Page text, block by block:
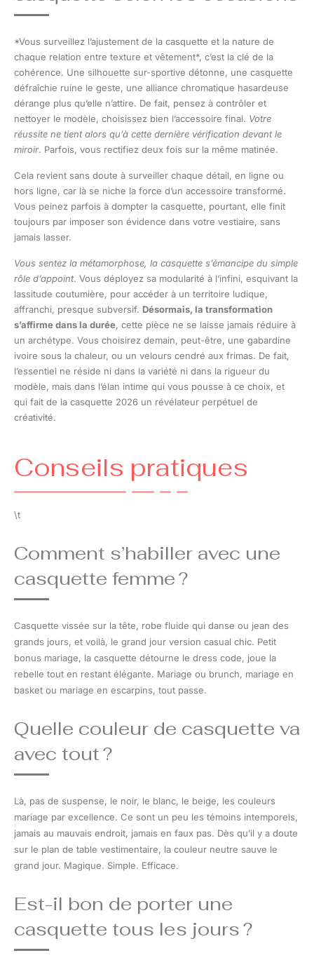
*Vous surveillez l’ajustement de la casquette et la nature de
chaque relation entre texture et vêtement*, c’est la clé de la
cohérence. Une silhouette sur-sportive détonne, une casquette
défraîchie ruine le geste, une alliance chromatique hasardeuse
dérange plus qu’elle n’attire. De fait, pensez à contrôler et
nettoyer le modèle, choisissez bien l’accessoire final. Votre
réussite ne tient alors qu’à cette dernière vérification devant le
miroir. Parfois, vous rectifiez deux fois sur la même matinée.
Cela revient sans doute à surveiller chaque détail, en ligne ou
hors ligne, car là se niche la force d’un accessoire transformé.
Vous peinez parfois à dompter la casquette, pourtant, elle finit
toujours par imposer son évidence dans votre vestiaire, sans
jamais lasser.
Vous sentez la métamorphose, la casquette s’émancipe du simple
rôle d’appoint. Vous déployez sa modularité à l’infini, esquivant la
lassitude coutumière, pour accéder à un territoire ludique,
affranchi, presque subversif. Désormais, la transformation
s’affirme dans la durée, cette pièce ne se laisse jamais réduire à
un archétype. Vous choisirez demain, peut-être, une gabardine
ivoire sous la chaleur, ou un velours cendré aux frimas. De fait,
l’essentiel ne réside ni dans la variété ni dans la rigueur du
modèle, mais dans l’élan intime qui vous pousse à ce choix, et
qui fait de la casquette 2026 un révélateur perpétuel de
créativité.
Conseils pratiques
\t
Comment s’habiller avec une
casquette femme ?
Casquette vissée sur la tête, robe fluide qui danse ou jean des
grands jours, et voilà, le grand jour version casual chic. Petit
bonus mariage, la casquette détourne le dress code, joue la
rebelle tout en restant élégante. Mariage ou brunch, mariage en
basket ou mariage en escarpins, tout passe.
Quelle couleur de casquette va
avec tout ?
Là, pas de suspense, le noir, le blanc, le beige, les couleurs
mariage par excellence. Ce sont un peu les témoins intemporels,
jamais au mauvais endroit, jamais en faux pas. Dès qu’il y a doute
sur le plan de table vestimentaire, la couleur neutre sauve le
grand jour. Magique. Simple. Efficace.
Est-il bon de porter une
casquette tous les jours ?